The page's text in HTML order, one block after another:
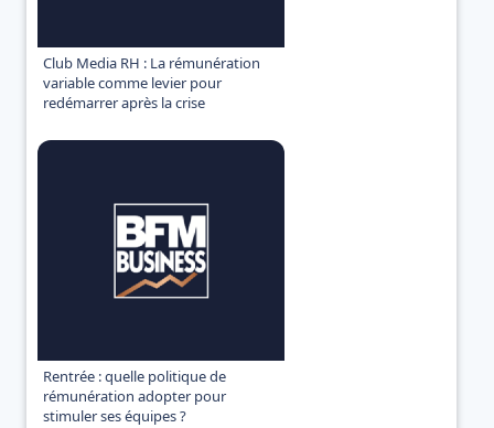
Club Media RH : La rémunération
variable comme levier pour
redémarrer après la crise
Rentrée : quelle politique de
rémunération adopter pour
stimuler ses équipes ?